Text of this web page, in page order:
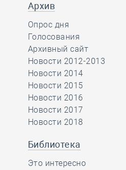
Архив
Опрос дня
Голосования
Архивный сайт
Новости 2012-2013
Новости 2014
Новости 2015
Новости 2016
Новости 2017
Новости 2018
Библиотека
Это интересно